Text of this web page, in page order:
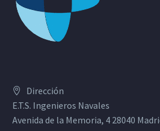
Dirección
E.T.S. Ingenieros Navales
Avenida de la Memoria, 4 28040